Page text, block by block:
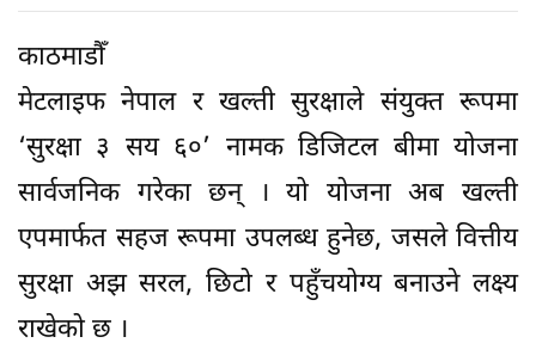
काठमाडौँ
मेटलाइफ नेपाल र खल्ती सुरक्षाले संयुक्त रूपमा
‘सुरक्षा ३ सय ६०’ नामक डिजिटल बीमा योजना
सार्वजनिक गरेका छन् । यो योजना अब खल्ती
एपमार्फत सहज रूपमा उपलब्ध हुनेछ, जसले वित्तीय
सुरक्षा अझ सरल, छिटो र पहुँचयोग्य बनाउने लक्ष्य
राखेको छ ।